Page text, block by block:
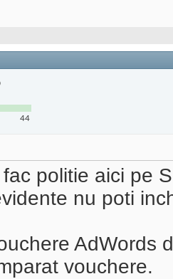
44
politie aici pe
nu poti
AdWords
vouchere.